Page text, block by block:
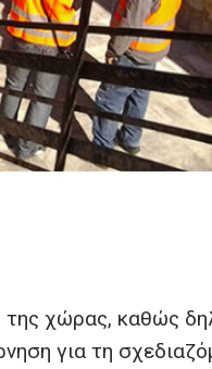
της χώρας, καθώς
για τη